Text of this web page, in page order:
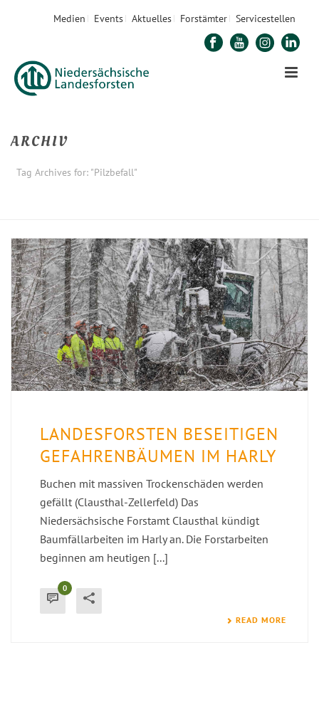
Medien Events Aktuelles Forstämter Servicestellen
ARCHIV
Tag Archives for: "Pilzbefall"
LANDESFORSTEN BESEITIGEN
GEFAHRENBÄUMEN IM HARLY
Buchen mit massiven Trockenschäden werden
gefällt (Clausthal-Zellerfeld) Das
Niedersächsische Forstamt Clausthal kündigt
Baumfällarbeiten im Harly an. Die Forstarbeiten
beginnen am heutigen [...]
0
READ MORE